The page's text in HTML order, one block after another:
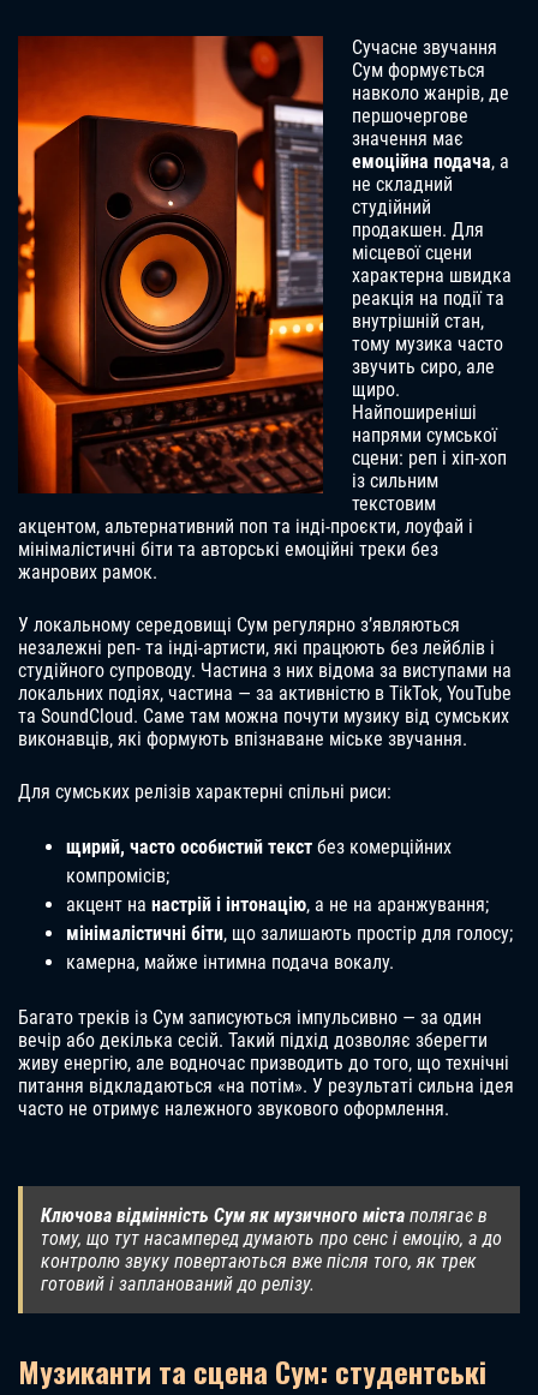
Сучасне звучання
Сум формується
навколо жанрів, де
першочергове
значення має
емоційна подача, а
не складний
студійний
продакшен. Для
місцевої сцени
характерна швидка
реакція на події та
внутрішній стан,
тому музика часто
звучить сиро, але
щиро.
Найпоширеніші
напрями сумської
сцени: реп і хіп-хоп
із сильним
текстовим
акцентом, альтернативний поп та інді-проєкти, лоуфай і
мінімалістичні біти та авторські емоційні треки без
жанрових рамок.
У локальному середовищі Сум регулярно з’являються
незалежні реп- та інді-артисти, які працюють без лейблів і
студійного супроводу. Частина з них відома за виступами на
локальних подіях, частина — за активністю в TikTok, YouTube
та SoundCloud. Саме там можна почути музику від сумських
виконавців, які формують впізнаване міське звучання.
Для сумських релізів характерні спільні риси:
щирий, часто особистий текст без комерційних
компромісів;
акцент на настрій і інтонацію, а не на аранжування;
мінімалістичні біти, що залишають простір для голосу;
камерна, майже інтимна подача вокалу.
Багато треків із Сум записуються імпульсивно — за один
вечір або декілька сесій. Такий підхід дозволяє зберегти
живу енергію, але водночас призводить до того, що технічні
питання відкладаються «на потім». У результаті сильна ідея
часто не отримує належного звукового оформлення.
Ключова відмінність Сум як музичного міста полягає в
тому, що тут насамперед думають про сенс і емоцію, а до
контролю звуку повертаються вже після того, як трек
готовий і запланований до релізу.
Музиканти та сцена Сум: студентські